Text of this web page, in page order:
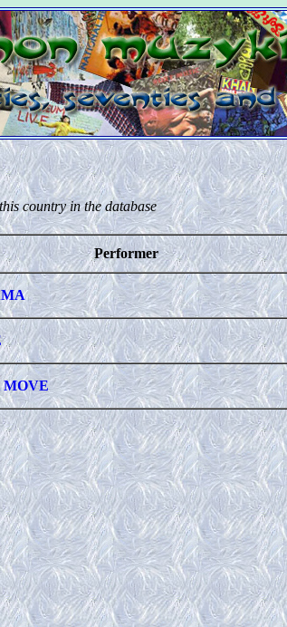
country in the database
Performer
MOVE